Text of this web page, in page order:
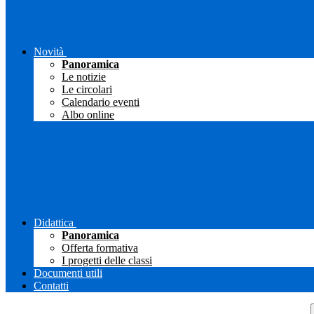
Novità
Panoramica
Le notizie
Le circolari
Calendario eventi
Albo online
Didattica
Panoramica
Offerta formativa
I progetti delle classi
Documenti utili
Contatti